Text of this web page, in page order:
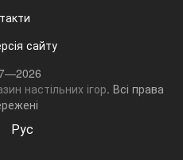
сайту
настільних ігор. Всі права
Рус